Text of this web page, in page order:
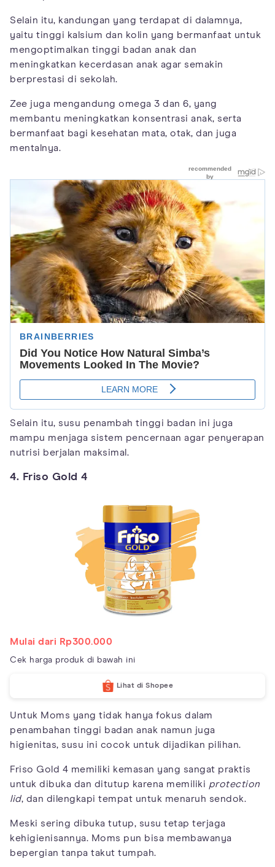
Selain itu, kandungan yang terdapat di dalamnya,
yaitu tinggi kalsium dan kolin yang bermanfaat untuk
mengoptimalkan tinggi badan anak dan
meningkatkan kecerdasan anak agar semakin
berprestasi di sekolah.
Zee juga mengandung omega 3 dan 6, yang
membantu meningkatkan konsentrasi anak, serta
bermanfaat bagi kesehatan mata, otak, dan juga
mentalnya.
Selain itu, susu penambah tinggi badan ini juga
mampu menjaga sistem pencernaan agar penyerapan
nutrisi berjalan maksimal.
4. Friso Gold 4
Mulai dari Rp300.000
Cek harga produk di bawah ini
Lihat di Shopee
Untuk Moms yang tidak hanya fokus dalam
penambahan tinggi badan anak namun juga
higienitas, susu ini cocok untuk dijadikan pilihan.
Friso Gold 4 memiliki kemasan yang sangat praktis
untuk dibuka dan ditutup karena memiliki protection
lid, dan dilengkapi tempat untuk menaruh sendok.
Meski sering dibuka tutup, susu tetap terjaga
kehigienisannya. Moms pun bisa membawanya
bepergian tanpa takut tumpah.